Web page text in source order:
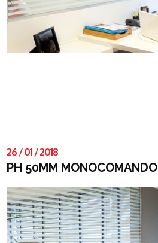
26 /01 /2018
PH 50MM MONOCOMANDO